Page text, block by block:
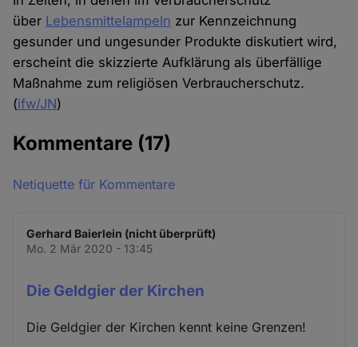
über Lebensmittelampeln zur Kennzeichnung
gesunder und ungesunder Produkte diskutiert wird,
erscheint die skizzierte Aufklärung als überfällige
Maßnahme zum religiösen Verbraucherschutz.
(ifw/JN)
Kommentare (17)
Netiquette für Kommentare
Gerhard Baierlein (nicht überprüft)
Mo. 2 Mär 2020 - 13:45
Die Geldgier der Kirchen
Die Geldgier der Kirchen kennt keine Grenzen!